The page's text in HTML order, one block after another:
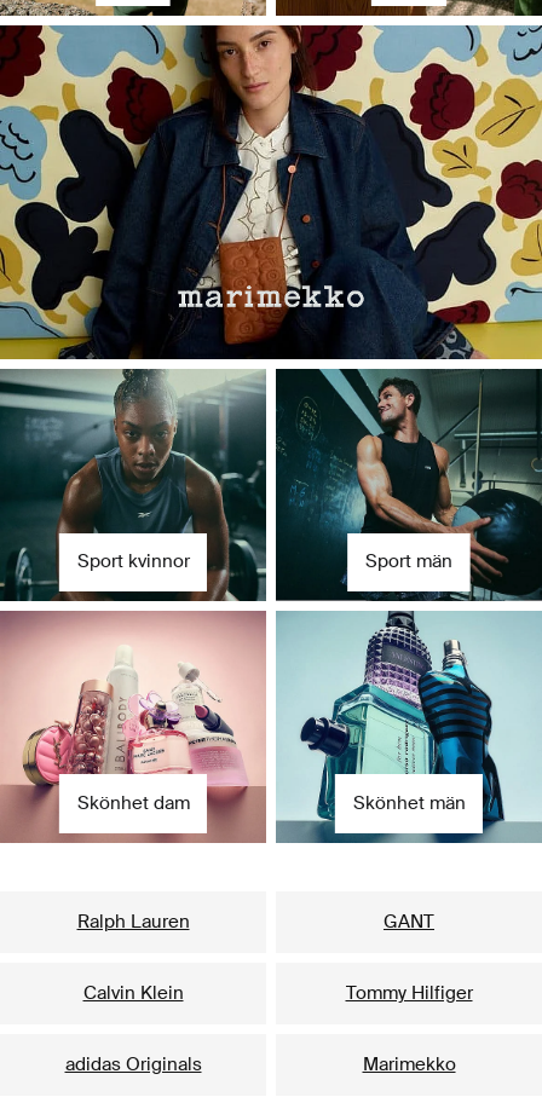
Sport kvinnor Sport män
Skönhet dam Skönhet män
Ralph Lauren GANT
Calvin Klein Tommy Hilfiger
adidas Originals Marimekko